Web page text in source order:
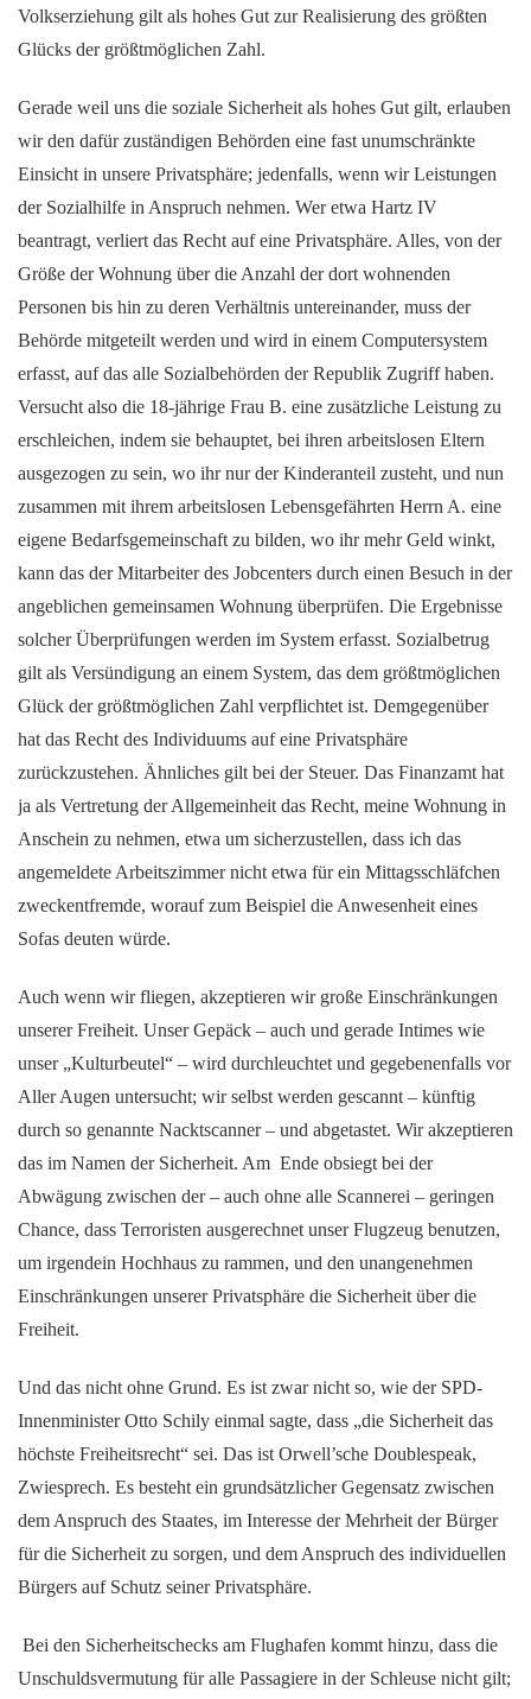
Volkserziehung gilt als hohes Gut zur Realisierung des größten
Glücks der größtmöglichen Zahl.
Gerade weil uns die soziale Sicherheit als hohes Gut gilt, erlauben
wir den dafür zuständigen Behörden eine fast unumschränkte
Einsicht in unsere Privatsphäre; jedenfalls, wenn wir Leistungen
der Sozialhilfe in Anspruch nehmen. Wer etwa Hartz IV
beantragt, verliert das Recht auf eine Privatsphäre. Alles, von der
Größe der Wohnung über die Anzahl der dort wohnenden
Personen bis hin zu deren Verhältnis untereinander, muss der
Behörde mitgeteilt werden und wird in einem Computersystem
erfasst, auf das alle Sozialbehörden der Republik Zugriff haben.
Versucht also die 18-jährige Frau B. eine zusätzliche Leistung zu
erschleichen, indem sie behauptet, bei ihren arbeitslosen Eltern
ausgezogen zu sein, wo ihr nur der Kinderanteil zusteht, und nun
zusammen mit ihrem arbeitslosen Lebensgefährten Herrn A. eine
eigene Bedarfsgemeinschaft zu bilden, wo ihr mehr Geld winkt,
kann das der Mitarbeiter des Jobcenters durch einen Besuch in der
angeblichen gemeinsamen Wohnung überprüfen. Die Ergebnisse
solcher Überprüfungen werden im System erfasst. Sozialbetrug
gilt als Versündigung an einem System, das dem größtmöglichen
Glück der größtmöglichen Zahl verpflichtet ist. Demgegenüber
hat das Recht des Individuums auf eine Privatsphäre
zurückzustehen. Ähnliches gilt bei der Steuer. Das Finanzamt hat
ja als Vertretung der Allgemeinheit das Recht, meine Wohnung in
Anschein zu nehmen, etwa um sicherzustellen, dass ich das
angemeldete Arbeitszimmer nicht etwa für ein Mittagsschläfchen
zweckentfremde, worauf zum Beispiel die Anwesenheit eines
Sofas deuten würde.
Auch wenn wir fliegen, akzeptieren wir große Einschränkungen
unserer Freiheit. Unser Gepäck – auch und gerade Intimes wie
unser „Kulturbeutel“ – wird durchleuchtet und gegebenenfalls vor
Aller Augen untersucht; wir selbst werden gescannt – künftig
durch so genannte Nacktscanner – und abgetastet. Wir akzeptieren
das im Namen der Sicherheit. Am Ende obsiegt bei der
Abwägung zwischen der – auch ohne alle Scannerei – geringen
Chance, dass Terroristen ausgerechnet unser Flugzeug benutzen,
um irgendein Hochhaus zu rammen, und den unangenehmen
Einschränkungen unserer Privatsphäre die Sicherheit über die
Freiheit.
Und das nicht ohne Grund. Es ist zwar nicht so, wie der SPD-
Innenminister Otto Schily einmal sagte, dass „die Sicherheit das
höchste Freiheitsrecht“ sei. Das ist Orwell’sche Doublespeak,
Zwiesprech. Es besteht ein grundsätzlicher Gegensatz zwischen
dem Anspruch des Staates, im Interesse der Mehrheit der Bürger
für die Sicherheit zu sorgen, und dem Anspruch des individuellen
Bürgers auf Schutz seiner Privatsphäre.
Bei den Sicherheitschecks am Flughafen kommt hinzu, dass die
Unschuldsvermutung für alle Passagiere in der Schleuse nicht gilt;